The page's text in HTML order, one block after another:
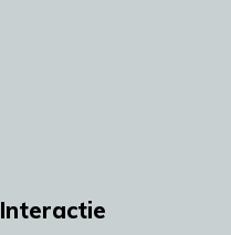
Interactie